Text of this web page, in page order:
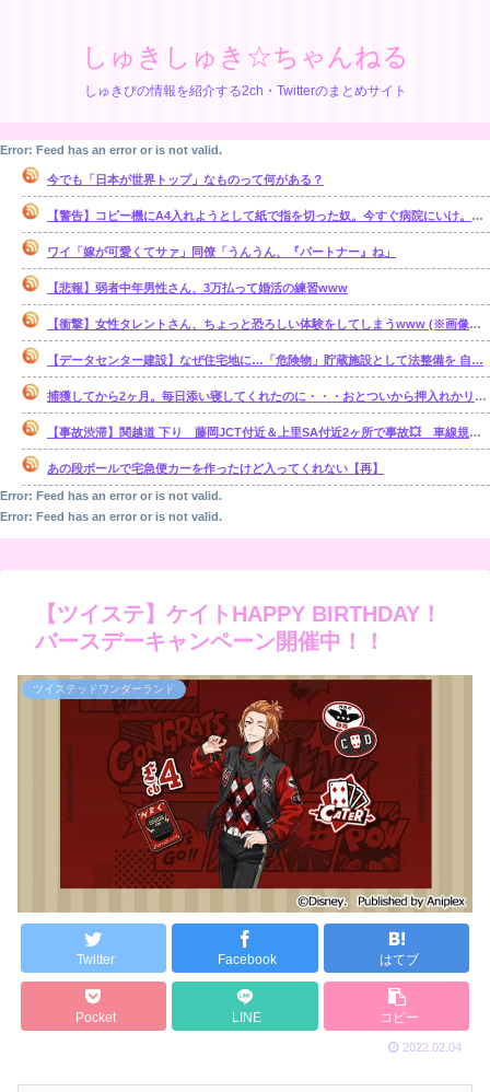
しゅきしゅき☆ちゃんねる
しゅきぴの情報を紹介する2ch・Twitterのまとめサイト
Error: Feed has an error or is not valid.
今でも「日本が世界トップ」なものって何がある？
【警告】コピー機にA4入れようとして紙で指を切った奴。今すぐ病院にいけ。腕一本切断になってもしらんぞ
ワイ「嫁が可愛くてサァ」同僚「うんうん、『パートナー』ね」
【悲報】弱者中年男性さん、3万払って婚活の練習www
【衝撃】女性タレントさん、ちょっと恐ろしい体験をしてしまうwww (※画像あり)
【データセンター建設】なぜ住宅地に…「危険物」貯蔵施設として法整備を 自…
捕獲してから2ヶ月。毎日添い寝してくれたのに・・・おとついから押入れかリビングで ひとり寝るようになってしまった・・・。【再】
【事故渋滞】関越道 下り 藤岡JCT付近＆上里SA付近2ヶ所で事故💥 車線規制 本庄児玉IC〜藤岡JCT 渋滞距離 5.0km 通過時間 20 分
あの段ボールで宅急便カーを作ったけど入ってくれない【再】
Error: Feed has an error or is not valid.
Error: Feed has an error or is not valid.
【ツイステ】ケイトHAPPY BIRTHDAY！
バースデーキャンペーン開催中！！
ツイステッドワンダーランド
Twitter Facebook はてブ
Pocket LINE コピー
2022.02.04